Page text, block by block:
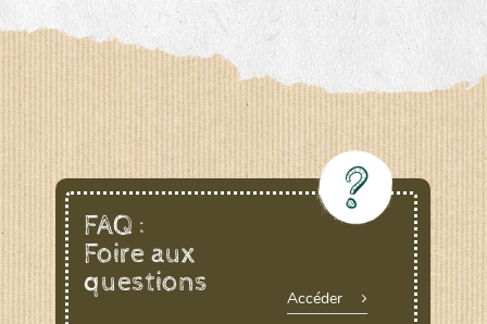
FAQ :
Foire aux
questions
Accéder